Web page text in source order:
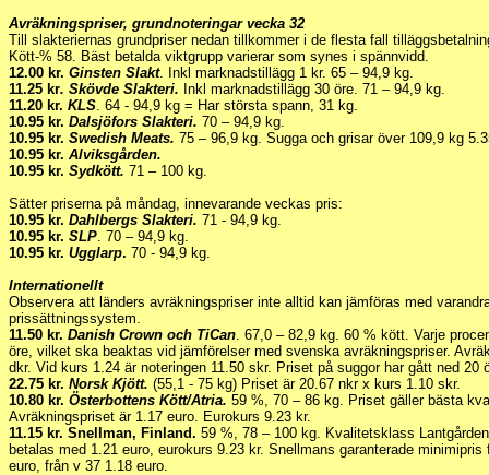
Avräkningspriser, grundnoteringar vecka 32
Till slakteriernas grundpriser nedan tillkommer i de flesta fall
Kött-% 58. Bäst betalda viktgrupp varierar som synes i spännvidd.
12.00 kr. Ginsten Slakt. Inkl marknadstillägg 1 kr. 65 – 94,9 kg.
11.25 kr. Skövde Slakteri. Inkl marknadstillägg 30 öre. 71 – 94,9 kg.
11.20 kr. KLS. 64 - 94,9 kg = Har största spann, 31 kg.
10.95 kr. Dalsjöfors Slakteri. 70 – 94,9 kg.
10.95 kr. Swedish Meats. 75 – 96,9 kg. Sugga och grisar över 109,9 kg
10.95 kr. Alviksgården.
10.95 kr. Sydkött. 71 – 100 kg.
Sätter priserna på måndag, innevarande veckas pris:
10.95 kr. Dahlbergs Slakteri. 71 - 94,9 kg.
10.95 kr. SLP. 70 – 94,9 kg.
10.95 kr. Ugglarp. 70 - 94,9 kg.
Internationellt
Observera att länders avräkningspriser inte alltid kan jämföras med
prissättningssystem.
11.50 kr. Danish Crown och TiCan. 67,0 – 82,9 kg. 60 % kött. Varje
öre, vilket ska beaktas vid jämförelser med svenska avräkningspriser.
dkr. Vid kurs 1.24 är noteringen 11.50 skr. Priset på suggor har gått ned 20
22.75 kr. Norsk Kjött. (55,1 - 75 kg) Priset är 20.67 nkr x kurs 1.10 skr.
10.80 kr. Österbottens Kött/Atria. 59 %, 70 – 86 kg. Priset gäller bästa
Avräkningspriset är 1.17 euro. Eurokurs 9.23 kr.
11.15 kr. Snellman, Finland. 59 %, 78 – 100 kg. Kvalitetsklass
betalas med 1.21 euro, eurokurs 9.23 kr. Snellmans garanterade
euro, från v 37 1.18 euro.